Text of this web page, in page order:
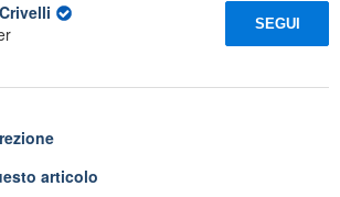
SEGUI
articolo